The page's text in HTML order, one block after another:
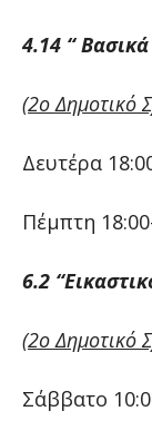
4.14 “
(2ο Δημοτικό
Δευτέρα
Πέμπτη
6.2
(2ο Δημοτικό
Σάββατο